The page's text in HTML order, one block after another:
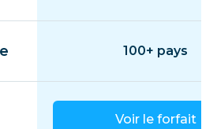
100+ pays
Voir le forfait